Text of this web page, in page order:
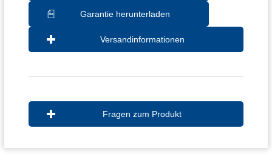
Garantie herunterladen
Versandinformationen
Fragen zum Produkt